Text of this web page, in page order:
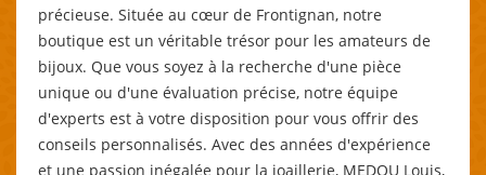
précieuse. Située au cœur de Frontignan, notre
boutique est un véritable trésor pour les amateurs de
bijoux. Que vous soyez à la recherche d'une pièce
unique ou d'une évaluation précise, notre équipe
d'experts est à votre disposition pour vous offrir des
conseils personnalisés. Avec des années d'expérience
et une passion inégalée pour la joaillerie, MEDOU Louis,